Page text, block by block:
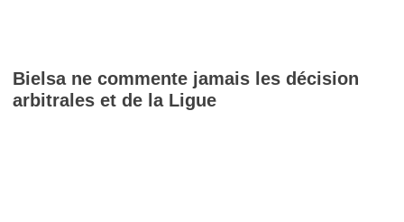
Bielsa ne commente jamais les décision
arbitrales et de la Ligue